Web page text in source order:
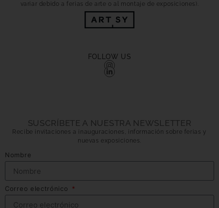
variar debido a ferias de arte o al montaje de exposiciones).
FOLLOW US
SUSCRÍBETE A NUESTRA NEWSLETTER
Recibe invitaciones a inauguraciones, información sobre ferias y
nuevas exposiciones.
Nombre
Correo electrónico